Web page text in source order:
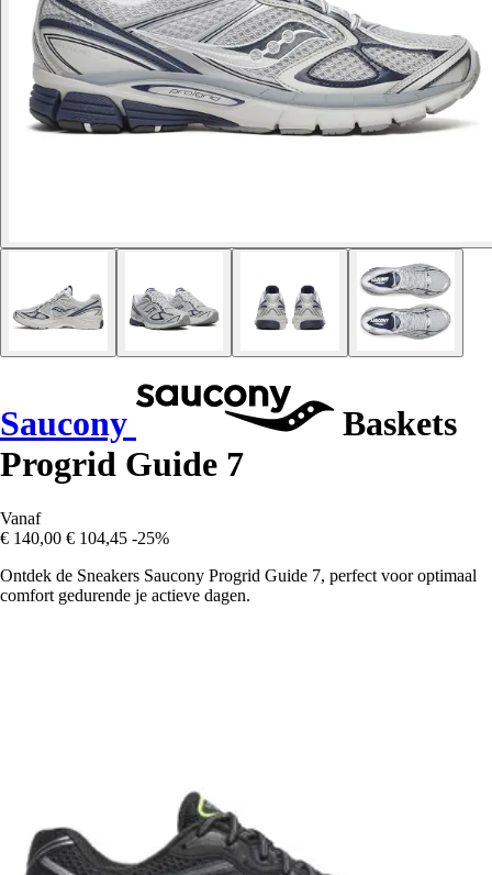
Saucony
Baskets
Progrid Guide 7
Vanaf
€ 140,00 € 104,45 -25%
Ontdek de Sneakers Saucony Progrid Guide 7, perfect voor optimaal
comfort gedurende je actieve dagen.